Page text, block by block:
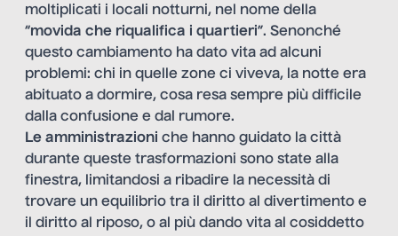
moltiplicati i locali notturni, nel nome della
“movida che riqualifica i quartieri”. Senonché
questo cambiamento ha dato vita ad alcuni
problemi: chi in quelle zone ci viveva, la notte era
abituato a dormire, cosa resa sempre più difficile
dalla confusione e dal rumore.
Le amministrazioni che hanno guidato la città
durante queste trasformazioni sono state alla
finestra, limitandosi a ribadire la necessità di
trovare un equilibrio tra il diritto al divertimento e
il diritto al riposo, o al più dando vita al cosiddetto